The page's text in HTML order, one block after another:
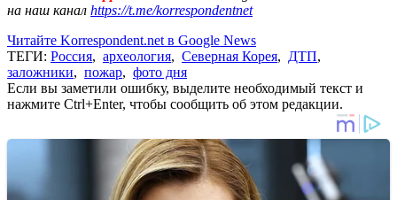
на наш канал https://t.me/korrespondentnet
Читайте Korrespondent.net в Google News
ТЕГИ: Россия, археология, Северная Корея, ДТП,
заложники, пожар, фото дня
Если вы заметили ошибку, выделите необходимый текст и
нажмите Ctrl+Enter, чтобы сообщить об этом редакции.